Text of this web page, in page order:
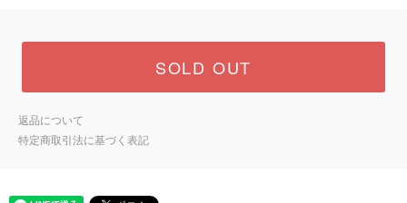
SOLD OUT
返品について
特定商取引法に基づく表記